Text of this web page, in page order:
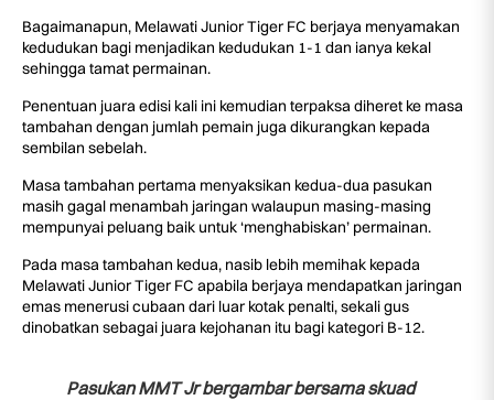
Bagaimanapun, Melawati Junior Tiger FC berjaya menyamakan
kedudukan bagi menjadikan kedudukan 1-1 dan ianya kekal
sehingga tamat permainan.
Penentuan juara edisi kali ini kemudian terpaksa diheret ke masa
tambahan dengan jumlah pemain juga dikurangkan kepada
sembilan sebelah.
Masa tambahan pertama menyaksikan kedua-dua pasukan
masih gagal menambah jaringan walaupun masing-masing
mempunyai peluang baik untuk ‘menghabiskan’ permainan.
Pada masa tambahan kedua, nasib lebih memihak kepada
Melawati Junior Tiger FC apabila berjaya mendapatkan jaringan
emas menerusi cubaan dari luar kotak penalti, sekali gus
dinobatkan sebagai juara kejohanan itu bagi kategori B-12.
Pasukan MMT Jr bergambar bersama skuad